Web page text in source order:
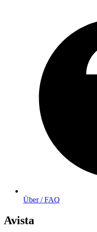
Über / FAQ
Avista